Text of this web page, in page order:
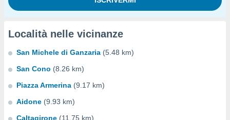
Località nelle vicinanze
San Michele di Ganzaria (5.48 km)
San Cono (8.26 km)
Piazza Armerina (9.17 km)
Aidone (9.93 km)
Caltagirone (11.75 km)